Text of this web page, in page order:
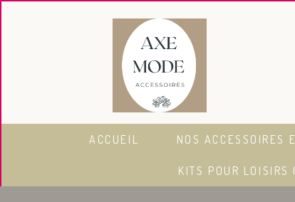
ACCUEIL NOS ACCESSOIRES
KITS POUR LOISIRS
Panneau de gestion des cookies